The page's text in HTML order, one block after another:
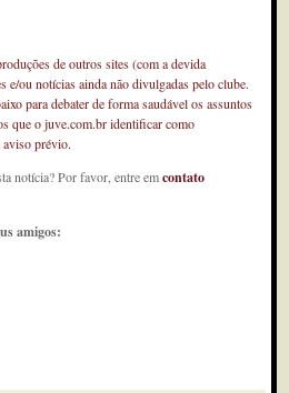
de outros sites (com a devida
e/ou notícias ainda não divulgadas pelo clube.
para debater de forma saudável os assuntos
que o juve.com.br identificar como
aviso prévio.
notícia? Por favor, entre emcontato
amigos: